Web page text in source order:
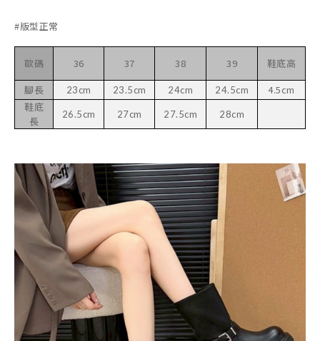
#版型正常
歐碼 36 37 38 39
鞋底高
腳長
23cm 23.5cm 24cm 24.5cm
4.5cm
鞋底
長
26.5cm 27cm 27.5cm 28cm